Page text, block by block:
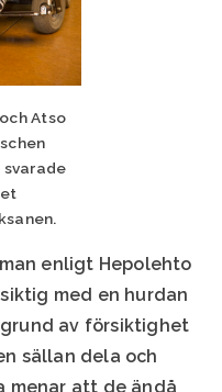
Atso
svarade
enligt Hepolehto
med en hurdan
grund av försiktighet
sällan dela och
menar att de ändå